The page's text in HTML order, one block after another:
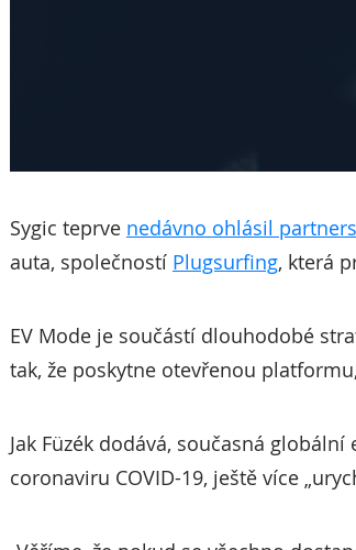
Sygic teprve nedávno ohlásil
auta, společností Plugsurfing, která
EV Mode je součástí dlouhodobé
tak, že poskytne otevřenou
Jak Füzék dodává, současná
coronaviru COVID-19, ještě více